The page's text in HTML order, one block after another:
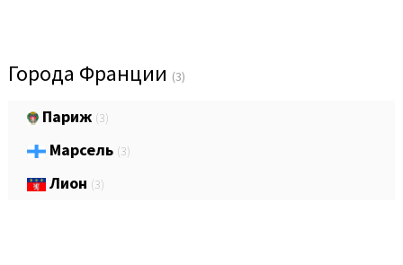
Города Франции (3)
Париж (3)
Марсель (3)
Лион (3)